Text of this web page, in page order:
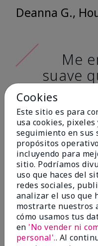
Deanna G.,
Me
suave
al
un
muy
siente
piel.
Ailime A.,
Cookies
Este sitio es para
usa cookies,
seguimiento en sus
propósitos
incluyendo para
sitio. Podríamos
uso que haces del
redes sociales,
analizar el uso que
mostrarte nuestros
cómo usamos tus
en 'No vender ni
personal'.. Al